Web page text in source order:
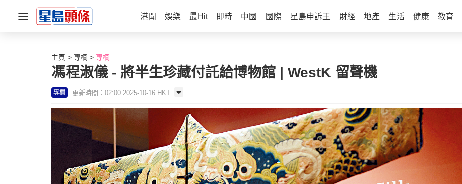
港聞 娛樂 最Hit 即時 中國 國際 星島申訴王 財經 地產 生活 健康 教育
主頁 專欄 專欄
馮程淑儀 - 將半生珍藏付託給博物館 | WestK 留聲機
專欄 更新時間：02:00 2025-10-16 HKT